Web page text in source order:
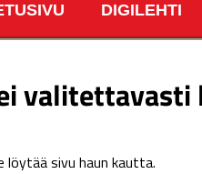
DIGILEHTI
valitettavasti
löytää sivu haun kautta.